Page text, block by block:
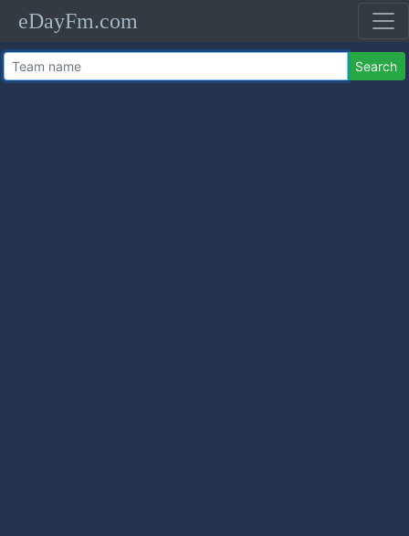
eDayFm.com
Search